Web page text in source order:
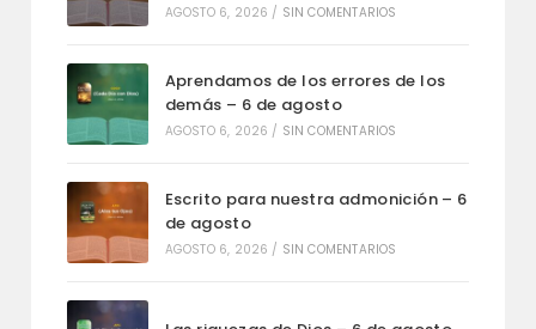
AGOSTO 6, 2026 / SIN COMENTARIOS
Aprendamos de los errores de los
demás – 6 de agosto
AGOSTO 6, 2026 / SIN COMENTARIOS
Escrito para nuestra admonición – 6
de agosto
AGOSTO 6, 2026 / SIN COMENTARIOS